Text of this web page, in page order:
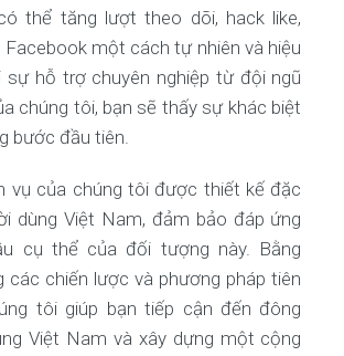
thể tăng lượt theo dõi, hack like,
một cách tự nhiên và hiệu
sự hỗ trợ chuyên nghiệp từ đội ngũ
chúng tôi, bạn sẽ thấy sự khác biệt
bước đầu tiên.
vụ của chúng tôi được thiết kế đặc
dùng Việt Nam, đảm bảo đáp ứng
cụ thể của đối tượng này. Bằng
các chiến lược và phương pháp tiên
tôi giúp bạn tiếp cận đến đông
Việt Nam và xây dựng một cộng